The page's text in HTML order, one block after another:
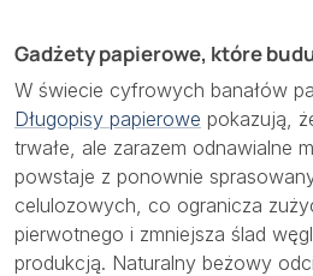
Gadżety papierowe, które
W świecie cyfrowych banałów
Długopisy papierowe pokazują,
trwałe, ale zarazem odnawialne
powstaje z ponownie
celulozowych, co ogranicza
pierwotnego i zmniejsza ślad
produkcją. Naturalny beżowy